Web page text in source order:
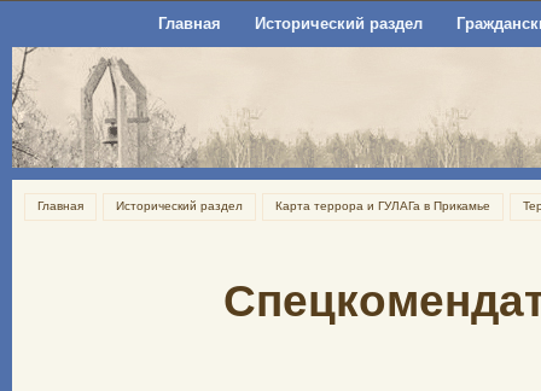
Главная Исторический раздел
Главная Исторический раздел Карта террора и ГУЛАГа в Прикамье